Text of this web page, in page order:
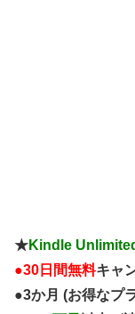
★Kindle
●30日間無料キャ
●3か月 (お得なプ